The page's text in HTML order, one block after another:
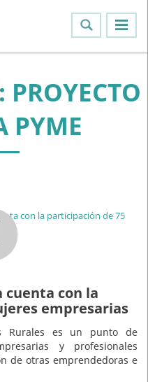
PYME
cuenta con la
empresarias
Rurales es un punto de
y profesionales
de otras emprendedoras e